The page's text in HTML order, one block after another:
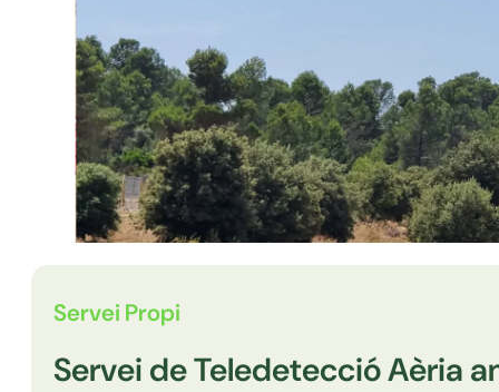
Servei Propi
Servei de Teledetecció Aèria